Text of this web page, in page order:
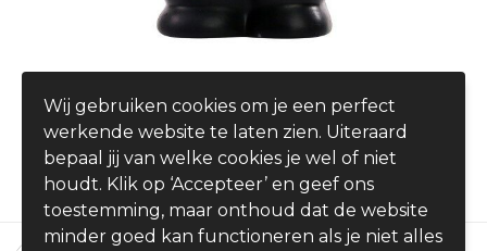
Roofer Bert®
vanaf € 4,19
Wij gebruiken cookies om je een perfect
werkende website te laten zien. Uiteraard
bepaal jij van welke cookies je wel of niet
houdt. Klik op ‘Accepteer’ en geef ons
toestemming, maar onthoud dat de website
minder goed kan functioneren als je niet alles